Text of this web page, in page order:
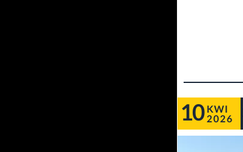
10 KWI
2026